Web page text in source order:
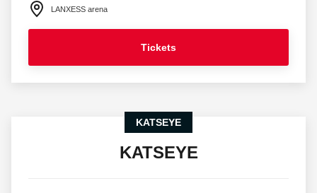
LANXESS arena
Tickets
KATSEYE
KATSEYE